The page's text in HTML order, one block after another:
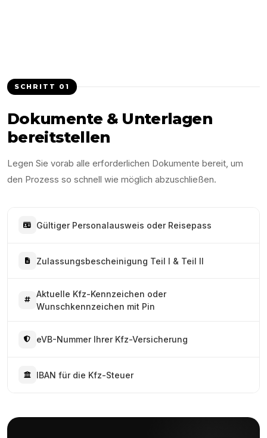
SCHRITT 01
Dokumente & Unterlagen
bereitstellen
Legen Sie vorab alle erforderlichen Dokumente bereit, um
den Prozess so schnell wie möglich abzuschließen.
Gültiger Personalausweis oder Reisepass
Zulassungsbescheinigung Teil I & Teil II
Aktuelle Kfz-Kennzeichen oder
Wunschkennzeichen mit Pin
eVB-Nummer Ihrer Kfz-Versicherung
IBAN für die Kfz-Steuer